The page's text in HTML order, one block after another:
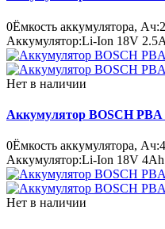
0Ёмкость аккумулятора, Ач:
Аккумулятор:Li-Ion 18V
Нет в наличии
Аккумулятор BOSCH PBA
0Ёмкость аккумулятора, Ач:
Аккумулятор:Li-Ion 18V 4Ah
Нет в наличии